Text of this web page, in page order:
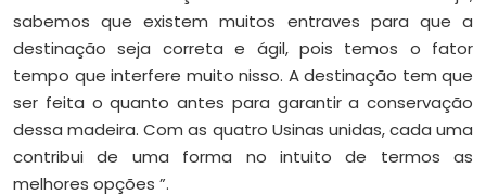
sabemos que existem muitos entraves para que a
destinação seja correta e ágil, pois temos o fator
tempo que interfere muito nisso. A destinação tem que
ser feita o quanto antes para garantir a conservação
dessa madeira. Com as quatro Usinas unidas, cada uma
contribui de uma forma no intuito de termos as
melhores opções ”.